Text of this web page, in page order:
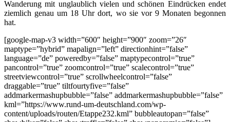
Wanderung mit unglaublich vielen und schönen Eindrücken endet
ziemlich genau um 18 Uhr dort, wo sie vor 9 Monaten begonnen
hat.
[google-map-v3 width=”600″ height=”900″ zoom=”26″
maptype=”hybrid” mapalign=”left” directionhint=”false”
language=”de” poweredby=”false” maptypecontrol=”true”
pancontrol=”true” zoomcontrol=”true” scalecontrol=”true”
streetviewcontrol=”true” scrollwheelcontrol=”false”
draggable=”true” tiltfourtyfive=”false”
addmarkermashupbubble=”false” addmarkermashupbubble=”false”
kml=”https://www.rund-um-deutschland.com/wp-
content/uploads/routen/Etappe232.kml” bubbleautopan=”false”